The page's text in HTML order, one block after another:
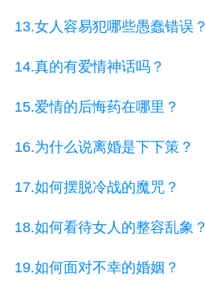
13.女人容易犯哪些愚蠢错误？
14.真的有爱情神话吗？
15.爱情的后悔药在哪里？
16.为什么说离婚是下下策？
17.如何摆脱冷战的魔咒？
18.如何看待女人的整容乱象？
19.如何面对不幸的婚姻？